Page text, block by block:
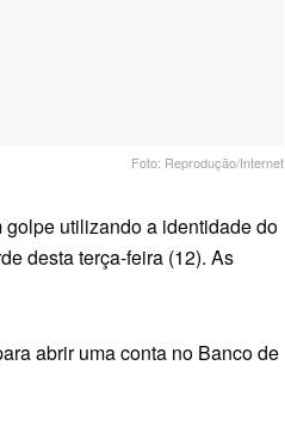
Foto: Reprodução/Internet
utilizando a identidade do
desta terça-feira (12). As
abrir uma conta no Banco de